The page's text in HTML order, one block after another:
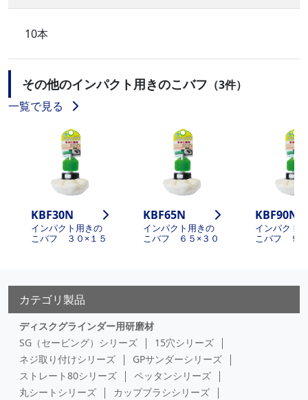
10本
その他のインパクト用きのこバフ （3件）
一覧で見る
KBF30N
インパクト用きの
こバフ ３０×１５
KBF65N
インパクト用きの
こバフ ６５×３０
KBF90N
インパクト
こバフ ９
カテゴリ製品
ディスクグラインダー用研磨材
SG（セービング）シリーズ
15穴シリーズ
ネジ取り付けシリーズ
GPサンダーシリーズ
ストレート80シリーズ
ペッタンシリーズ
丸シートシリーズ
カップブラシシリーズ